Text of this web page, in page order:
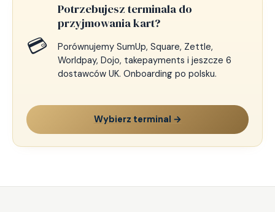
💳
Potrzebujesz terminala do
przyjmowania kart?
Porównujemy SumUp, Square, Zettle,
Worldpay, Dojo, takepayments i jeszcze 6
dostawców UK. Onboarding po polsku.
Wybierz terminal →